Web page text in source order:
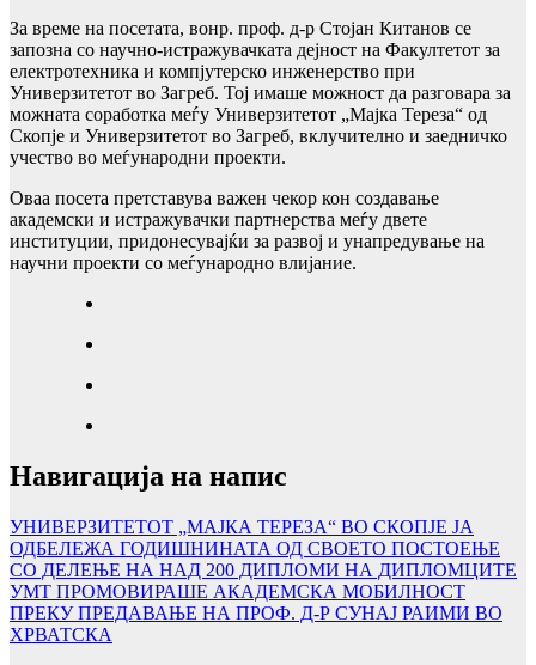
За време на посетата, вонр. проф. д-р Стојан Китанов се
запозна со научно-истражувачката дејност на Факултетот за
електротехника и компјутерско инженерство при
Универзитетот во Загреб. Тој имаше можност да разговара за
можната соработка меѓу Универзитетот „Мајка Тереза“ од
Скопје и Универзитетот во Загреб, вклучително и заедничко
учество во меѓународни проекти.
Оваа посета претставува важен чекор кон создавање
академски и истражувачки партнерства меѓу двете
институции, придонесувајќи за развој и унапредување на
научни проекти со меѓународно влијание.
Навигација на напис
УНИВЕРЗИТЕТОТ „МАЈКА ТЕРЕЗА“ ВО СКОПЈЕ ЈА
ОДБЕЛЕЖА ГОДИШНИНАТА ОД СВОЕТО ПОСТОЕЊЕ
СО ДЕЛЕЊЕ НА НАД 200 ДИПЛОМИ НА ДИПЛОМЦИТЕ
УМТ ПРОМОВИРАШЕ АКАДЕМСКА МОБИЛНОСТ
ПРЕКУ ПРЕДАВАЊЕ НА ПРОФ. Д-Р СУНАЈ РАИМИ ВО
ХРВАТСКА